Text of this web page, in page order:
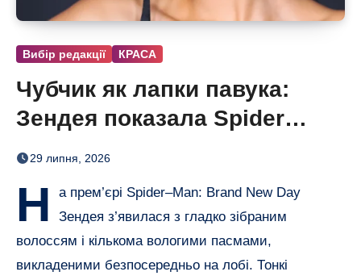
Вибір редакції КРАСА
Чубчик як лапки павука:
Зендея показала Spider
Bangs
29 липня, 2026
Н
а прем’єрі Spider–Man: Brand New Day
Зендея з’явилася з гладко зібраним
волоссям і кількома вологими пасмами,
викладеними безпосередньо на лобі. Тонкі